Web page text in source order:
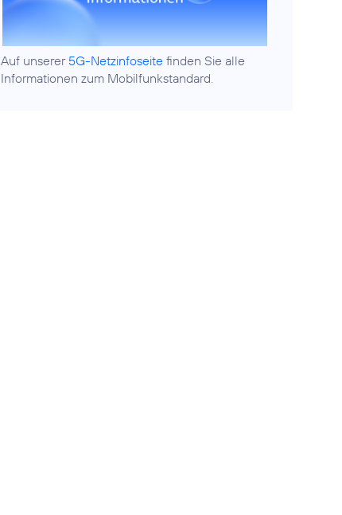
Auf unserer 5G-Netzinfoseite finden Sie alle
Informationen zum Mobilfunkstandard.